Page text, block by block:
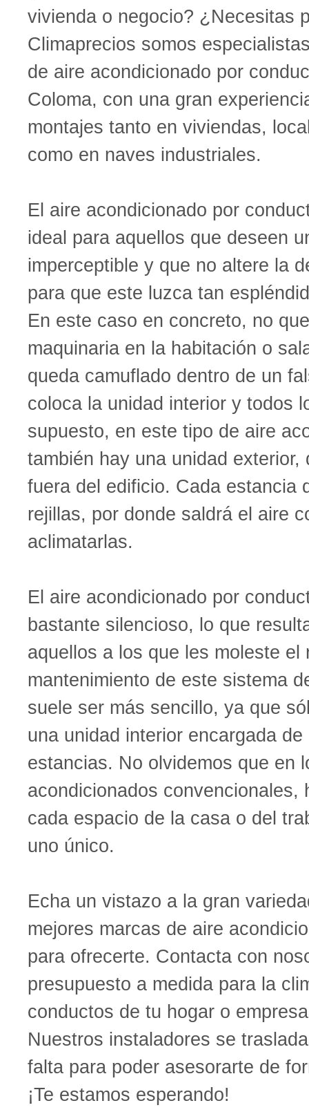
vivienda o negocio? ¿Necesitas
Climaprecios somos
de aire acondicionado por
Coloma, con una gran
montajes tanto en viviendas,
como en naves industriales.
El aire acondicionado por
ideal para aquellos que deseen
imperceptible y que no altere la
para que este luzca tan
En este caso en concreto, no
maquinaria en la habitación o
queda camuflado dentro de un
coloca la unidad interior y todos
supuesto, en este tipo de aire
también hay una unidad exterior,
fuera del edificio. Cada estancia
rejillas, por donde saldrá el aire
aclimatarlas.
El aire acondicionado por
bastante silencioso, lo que
aquellos a los que les moleste el
mantenimiento de este sistema
suele ser más sencillo, ya que
una unidad interior encargada
estancias. No olvidemos que en
acondicionados convencionales,
cada espacio de la casa o del
uno único.
Echa un vistazo a la gran
mejores marcas de aire
para ofrecerte. Contacta con
presupuesto a medida para la
conductos de tu hogar o
Nuestros instaladores se
falta para poder asesorarte de
¡Te estamos esperando!